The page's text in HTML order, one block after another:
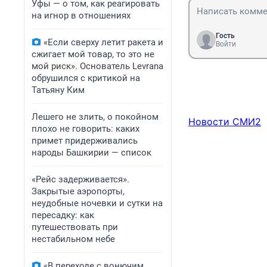
Уфы — о том, как реагировать
на игнор в отношениях
«Если сверху летит ракета и
сжигает мой товар, то это не
мой риск». Основатель Levrana
обрушился с критикой на
Татьяну Ким
Лешего не злить, о покойном
плохо не говорить: каких
примет придерживались
народы Башкирии — список
«Рейс задерживается».
Закрытые аэропорты,
неудобные ночевки и сутки на
пересадку: как
путешествовать при
нестабильном небе
Гость
Войти
Новости СМИ2